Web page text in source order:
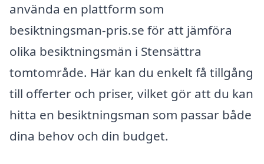
använda en plattform som
besiktningsman-pris.se för att jämföra
olika besiktningsmän i Stensättra
tomtområde. Här kan du enkelt få tillgång
till offerter och priser, vilket gör att du kan
hitta en besiktningsman som passar både
dina behov och din budget.